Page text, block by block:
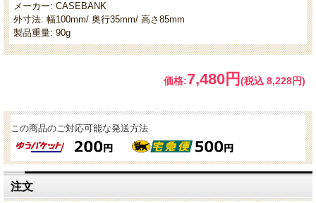
メーカー: CASEBANK
外寸法: 幅100mm/ 奥行35mm/ 高さ85mm
製品重量: 90g
価格:7,480円 (税込 8,228円)
この商品のご対応可能な発送方法
注文